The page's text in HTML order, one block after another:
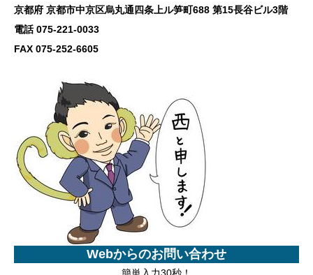
京都府 京都市中京区烏丸通四条上ル笋町688 第15長谷ビル3階
電話 075-221-0033
FAX 075-252-6605
Webからのお問い合わせ
簡単入力30秒！